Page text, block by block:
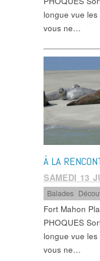
longue vue
vous ne…
À LA
SAMEDI 13
Balades
Fort Mahon
PHOQUES
longue vue
vous ne…